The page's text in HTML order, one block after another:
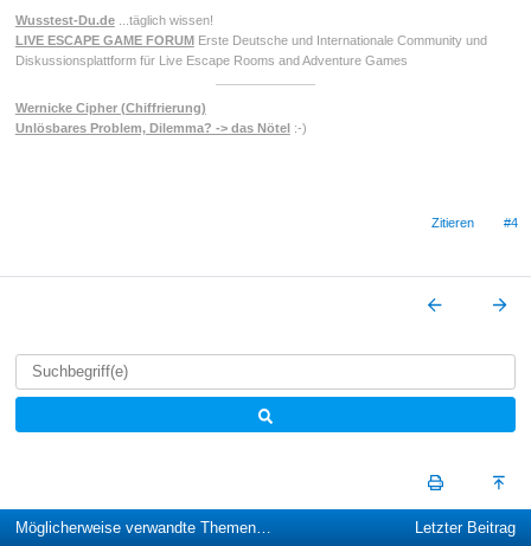
Wusstest-Du.de...täglich wissen!
LIVE ESCAPE GAME FORUM Erste Deutsche und Internationale Community und
Diskussionsplattform für Live Escape Rooms and Adventure Games
Wernicke Cipher (Chiffrierung)
Unlösbares Problem, Dilemma? -> das Nötel:-)
Zitieren #4
Möglicherweise verwandte Themen… Letzter Beitrag